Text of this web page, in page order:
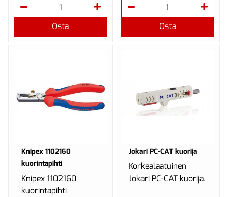
p...
Osta Osta
Knipex 1102160
kuorintapihti
Knipex 1102160
kuorintapihti
Jokari PC-CAT kuorija
Korkealaatuinen
Jokari PC-CAT kuorija.